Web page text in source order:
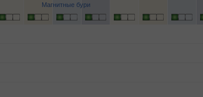
Магнитные бури